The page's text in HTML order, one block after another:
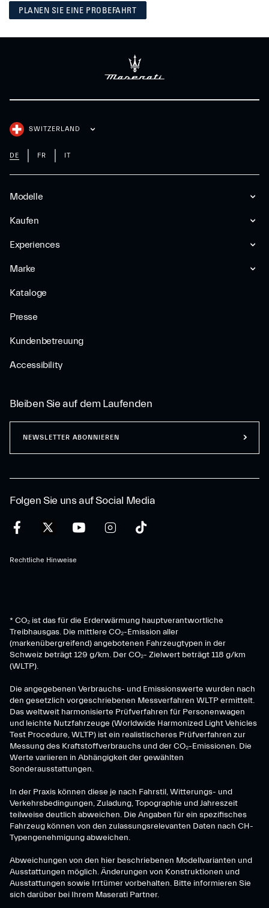
PLANEN SIE EINE PROBEFAHRT
Modelle
Kaufen
Experiences
Marke
Kataloge
Presse
Kundenbetreuung
Accessibility
SWITZERLAND
DE FR IT
Folgen Sie uns auf Social Media
Rechtliche Hinweise
Bleiben Sie auf dem Laufenden
NEWSLETTER ABONNIEREN
* CO₂ ist das für die Erderwärmung hauptverantwortliche
Treibhausgas. Die mittlere CO₂-Emission aller
(markenübergreifend) angebotenen Fahrzeugtypen in der
Schweiz beträgt 129 g/km. Der CO₂- Zielwert beträgt 118 g/km
(WLTP).
Die angegebenen Verbrauchs- und Emissionswerte wurden nach
den gesetzlich vorgeschriebenen Messverfahren WLTP ermittelt.
Das weltweit harmonisierte Prüfverfahren für Personenwagen
und leichte Nutzfahrzeuge (Worldwide Harmonized Light Vehicles
Test Procedure, WLTP) ist ein realistischeres Prüfverfahren zur
Messung des Kraftstoffverbrauchs und der CO₂-Emissionen. Die
Werte variieren in Abhängigkeit der gewählten
Sonderausstattungen.
In der Praxis können diese je nach Fahrstil, Witterungs- und
Verkehrsbedingungen, Zuladung, Topographie und Jahreszeit
teilweise deutlich abweichen. Die Angaben für ein spezifisches
Fahrzeug können von den zulassungsrelevanten Daten nach CH-
Typengenehmigung abweichen.
Abweichungen von den hier beschriebenen Modellvarianten und
Ausstattungen möglich. Änderungen von Konstruktionen und
Ausstattungen sowie Irrtümer vorbehalten. Bitte informieren Sie
sich darüber bei Ihrem Maserati Partner.